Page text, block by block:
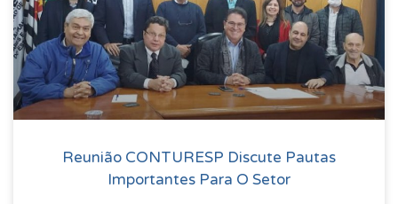
Reunião CONTURESP Discute Pautas
Importantes Para O Setor